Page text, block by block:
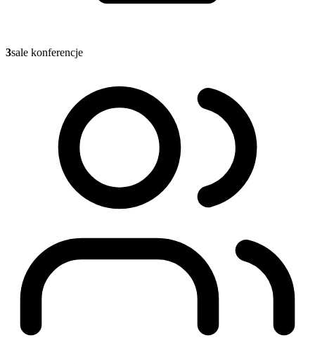
3sale konferencje